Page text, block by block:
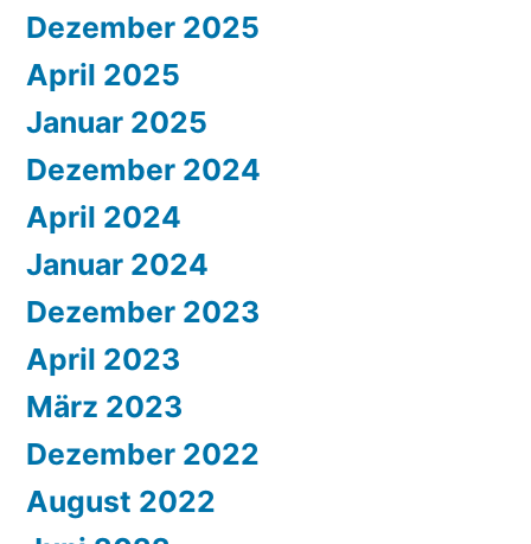
Dezember 2025
April 2025
Januar 2025
Dezember 2024
April 2024
Januar 2024
Dezember 2023
April 2023
März 2023
Dezember 2022
August 2022